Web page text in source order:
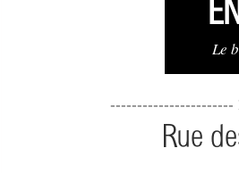
Le
-----------------------
Rue